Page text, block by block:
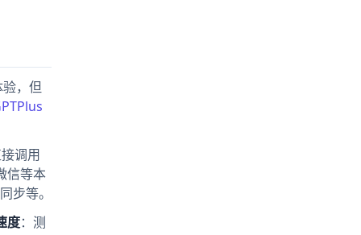
，但
调用
信等本
步等。
度：测